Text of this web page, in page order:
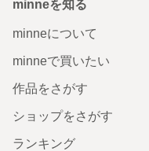
minneを知る
minneについて
minneで買いたい
作品をさがす
ショップをさがす
ランキング